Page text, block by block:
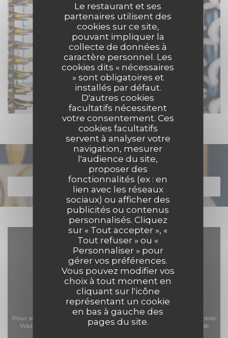
Le restaurant et ses
partenaires utilisent des
cookies sur ce site,
pouvant impliquer la
collecte de données à
caractère personnel. Les
cookies dits « nécessaires
» sont obligatoires et
installés par défaut.
D'autres cookies
facultatifs nécessitent
votre consentement. Ces
cookies facultatifs
servent à analyser votre
navigation, mesurer
l'audience du site,
proposer des
fonctionnalités (ex : en
lien avec les réseaux
sociaux) ou afficher des
publicités ou contenus
personnalisés. Cliquez
sur « Tout accepter », «
Tout refuser » ou «
Personnaliser » pour
gérer vos préférences.
Vous pouvez modifier vos
choix à tout moment en
cliquant sur l'icône
représentant un cookie
en bas à gauche des
pages du site.
Découvrir notre carte
DÉCOUVRIR NOTRE CARTE
Pour afficher la carte interactive Waze, vous devez accepter les cookies
Waze Map (Google). Ces cookies peuvent collecter des données de